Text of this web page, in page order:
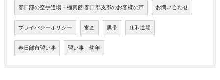
春日部の空手道場・極真館 春日部支部のお客様の声 お問い合わせ
プライバシーポリシー 審査 黒帯 庄和道場
春日部市習い事 習い事 幼年